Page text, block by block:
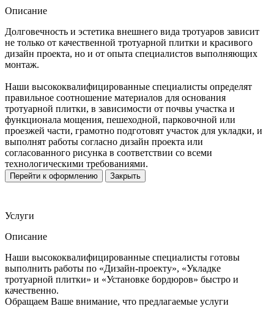
Описание
Долговечность и эстетика внешнего вида тротуаров зависит
не только от качественной тротуарной плитки и красивого
дизайн проекта, но и от опыта специалистов выполняющих
монтаж.
Наши высококвалифицированные специалисты определят
правильное соотношение материалов для основания
тротуарной плитки, в зависимости от почвы участка и
функционала мощения, пешеходной, парковочной или
проезжей части, грамотно подготовят участок для укладки, и
выполнят работы согласно дизайн проекта или
согласованного рисунка в соответствии со всеми
технологическими требованиями.
Перейти к оформлению Закрыть
Услуги
Описание
Наши высококвалифицированные специалисты готовы
выполнить работы по «Дизайн-проекту», «Укладке
тротуарной плитки» и «Установке бордюров» быстро и
качественно.
Обращаем Ваше внимание, что предлагаемые услуги